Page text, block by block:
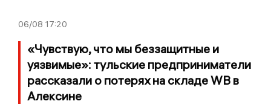
06/08 17:20
«Чувствую, что мы беззащитные и
уязвимые»: тульские предприниматели
рассказали о потерях на складе WB в
Алексине